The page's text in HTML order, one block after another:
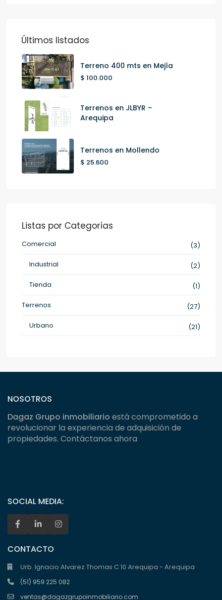
Últimos listados
Terreno 400 mts en Mejía
$ 100.000
Terrenos en JLBYR –
Arequipa
Terrenos en Mollendo
$ 25.600
Listas por Categorías
Comercial
(3)
Industrial
(2)
Tienda
(1)
Terrenos
(27)
Urbano
(21)
NOSOTROS
Dagaz Grupo inmobiliario está comprometido a
revolucionar la experiencia de adquisición de
propiedades. Contáctanos ahora
SOCIAL MEDIA:
CONTACTO
Urb. Ignacio Alvarez Thomas C 10 Arequipa - Arequipa
(51) 959 225 082
ventas@dagazgrupoinmobiliario.com